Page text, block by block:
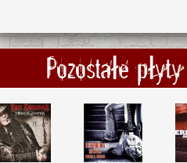
Pozostałe